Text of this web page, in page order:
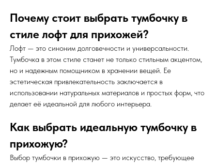
Почему стоит выбрать тумбочку в
стиле лофт для прихожей?
Лофт — это синоним долговечности и универсальности.
Тумбочка в этом стиле станет не только стильным акцентом,
но и надежным помощником в хранении вещей. Ее
эстетическая привлекательность заключается в
использовании натуральных материалов и простых форм, что
делает её идеальной для любого интерьера.
Как выбрать идеальную тумбочку в
прихожую?
Выбор тумбочки в прихожую — это искусство, требующее